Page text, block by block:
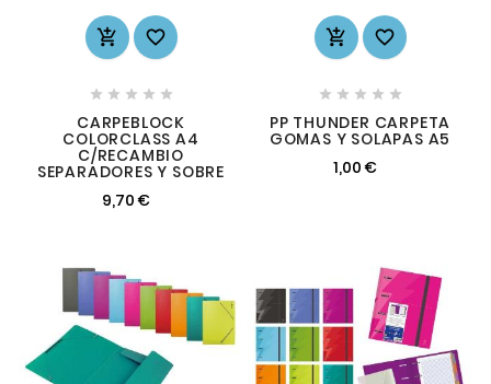
 
    
CARPEBLOCK
COLORCLASS A4
C/RECAMBIO
SEPARADORES Y SOBRE
9,70 €
 
    
PP THUNDER CARPETA
GOMAS Y SOLAPAS A5
1,00 €